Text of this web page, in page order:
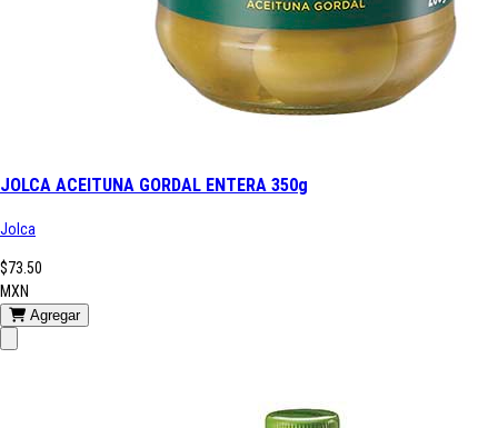
JOLCA ACEITUNA GORDAL ENTERA 350g
Jolca
$73.50
MXN
Agregar